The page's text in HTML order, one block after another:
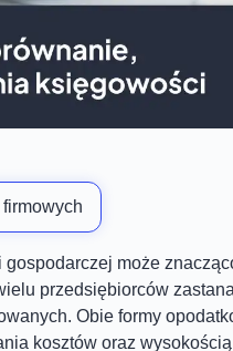
może
przedsiębiorców
Obie formy
kosztów oraz wysokością